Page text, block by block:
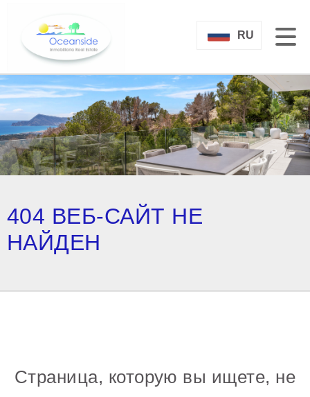
RU
404 ВЕБ-САЙТ НЕ
НАЙДЕН
Страница, которую вы ищете, не